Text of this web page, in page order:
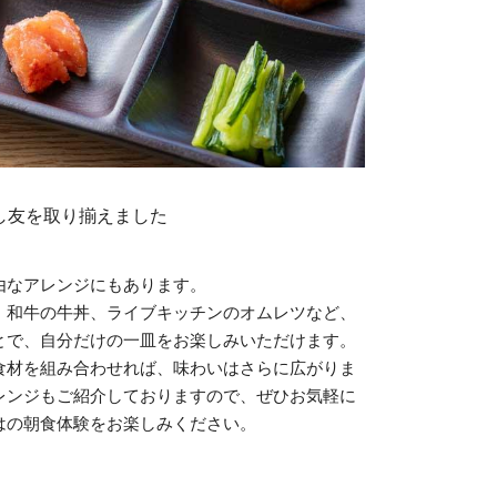
を取り揃えました
アレンジにもあります。
牛の牛丼、ライブキッチンのオムレツなど、
、自分だけの一皿をお楽しみいただけます。
を組み合わせれば、味わいはさらに広がりま
ジもご紹介しておりますので、ぜひお気軽に
朝食体験をお楽しみください。